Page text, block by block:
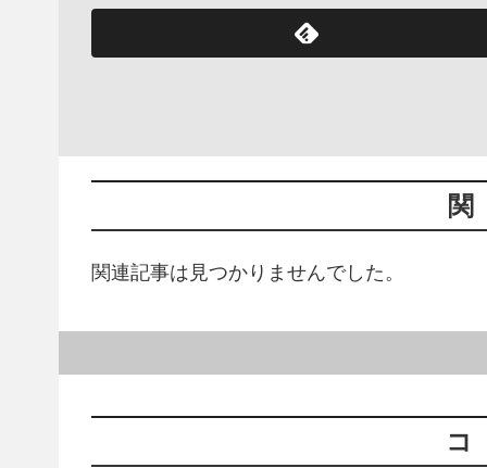
関連記事は見つかりませんでした。